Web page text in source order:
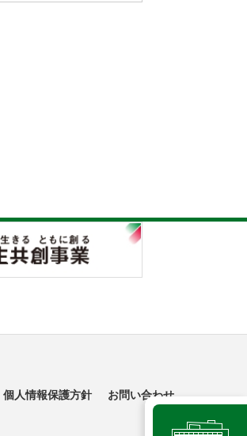
個人情報保護方針 お問い合わせ